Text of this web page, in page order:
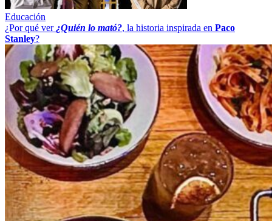
Educación
¿Por qué ver ¿Quién lo mató?, la historia inspirada en Paco
Stanley?